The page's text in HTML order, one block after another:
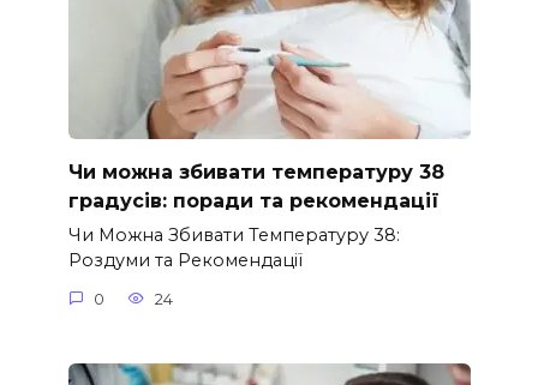
Чи можна збивати температуру 38
градусів: поради та рекомендації
Чи Можна Збивати Температуру 38:
Роздуми та Рекомендації
0 24